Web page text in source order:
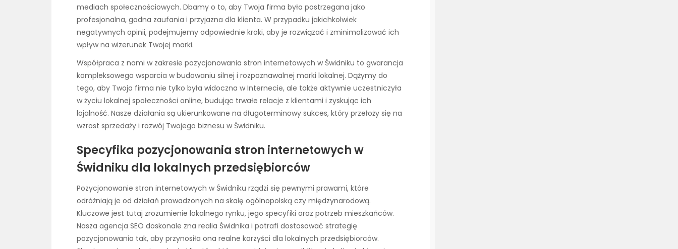
mediach społecznościowych. Dbamy o to, aby Twoja firma była postrzegana jako
profesjonalna, godna zaufania i przyjazna dla klienta. W przypadku jakichkolwiek
negatywnych opinii, podejmujemy odpowiednie kroki, aby je rozwiązać i zminimalizować ich
wpływ na wizerunek Twojej marki.
Współpraca z nami w zakresie pozycjonowania stron internetowych w Świdniku to gwarancja
kompleksowego wsparcia w budowaniu silnej i rozpoznawalnej marki lokalnej. Dążymy do
tego, aby Twoja firma nie tylko była widoczna w Internecie, ale także aktywnie uczestniczyła
w życiu lokalnej społeczności online, budując trwałe relacje z klientami i zyskując ich
lojalność. Nasze działania są ukierunkowane na długoterminowy sukces, który przełoży się na
wzrost sprzedaży i rozwój Twojego biznesu w Świdniku.
Specyfika pozycjonowania stron internetowych w
Świdniku dla lokalnych przedsiębiorców
Pozycjonowanie stron internetowych w Świdniku rządzi się pewnymi prawami, które
odróżniają je od działań prowadzonych na skalę ogólnopolską czy międzynarodową.
Kluczowe jest tutaj zrozumienie lokalnego rynku, jego specyfiki oraz potrzeb mieszkańców.
Nasza agencja SEO doskonale zna realia Świdnika i potrafi dostosować strategię
pozycjonowania tak, aby przynosiła ona realne korzyści dla lokalnych przedsiębiorców.